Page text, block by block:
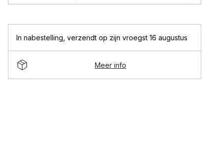
In nabestelling verzendt op zijn vroegst 16 augustus
Meer info